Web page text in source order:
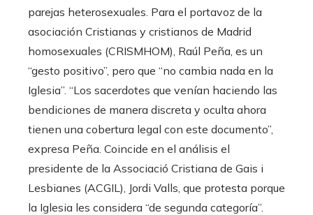
parejas heterosexuales. Para el portavoz de la
asociación Cristianas y cristianos de Madrid
homosexuales (CRISMHOM), Raúl Peña, es un
“gesto positivo”, pero que “no cambia nada en la
Iglesia”. “Los sacerdotes que venían haciendo las
bendiciones de manera discreta y oculta ahora
tienen una cobertura legal con este documento”,
expresa Peña. Coincide en el análisis el
presidente de la Associació Cristiana de Gais i
Lesbianes (ACGIL), Jordi Valls, que protesta porque
la Iglesia les considera “de segunda categoría”.